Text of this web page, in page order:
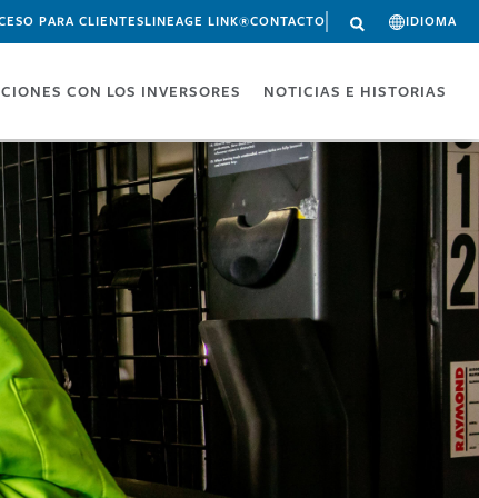
PARA CLIENTESLINEAGE LINK®CONTACTO IDIOMA
CON LOS INVERSORES NOTICIAS E HISTORIAS